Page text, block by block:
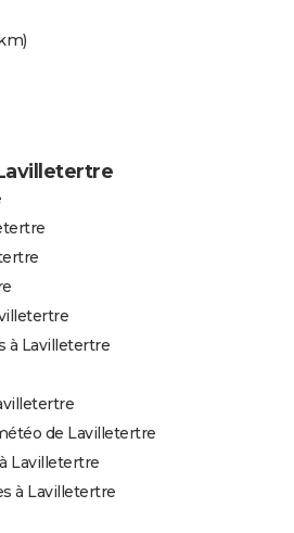
à Lavilletertre
de Lavilletertre
Lavilletertre
à Lavilletertre